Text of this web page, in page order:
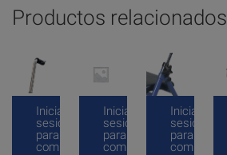
Productos relacionados
Inicia
sesión
para
comprar
Inicia
sesión
para
comprar
Inicia
sesión
para
comprar